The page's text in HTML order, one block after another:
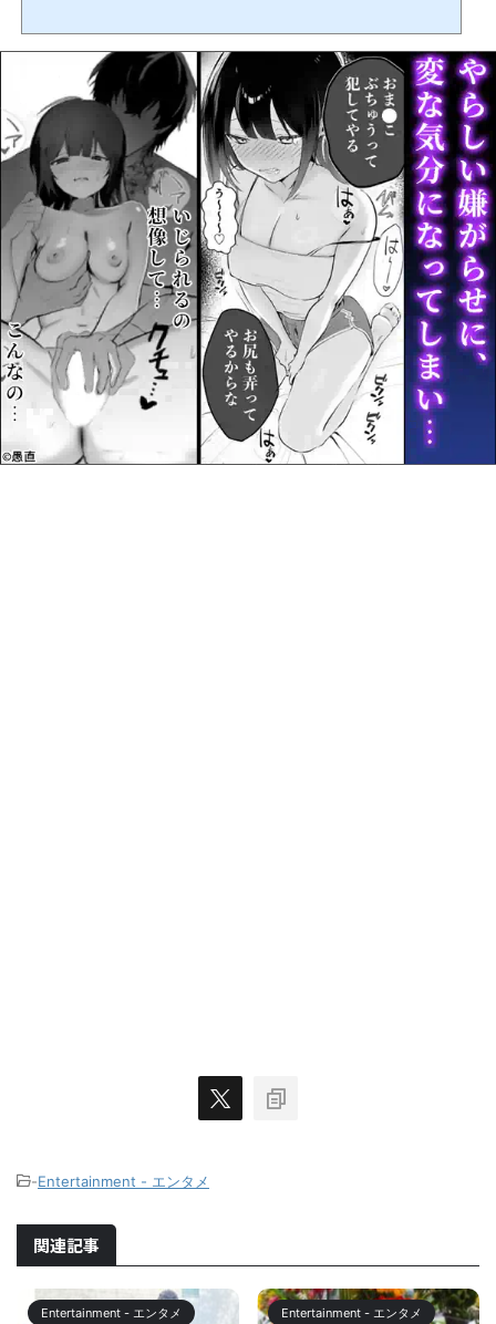
す。しかし、そのアイドルとは一体誰なのでしょうか？ムッチ先輩のファッション
やセリフから、その元ネタを探ってみました。この記事を読めば、『不適切にもほ
どがある！』のムッチ先輩のアイドル愛がより深く理解でき...
-Entertainment - エンタメ
関連記事
Entertainment - エンタメ Entertainment - エンタメ